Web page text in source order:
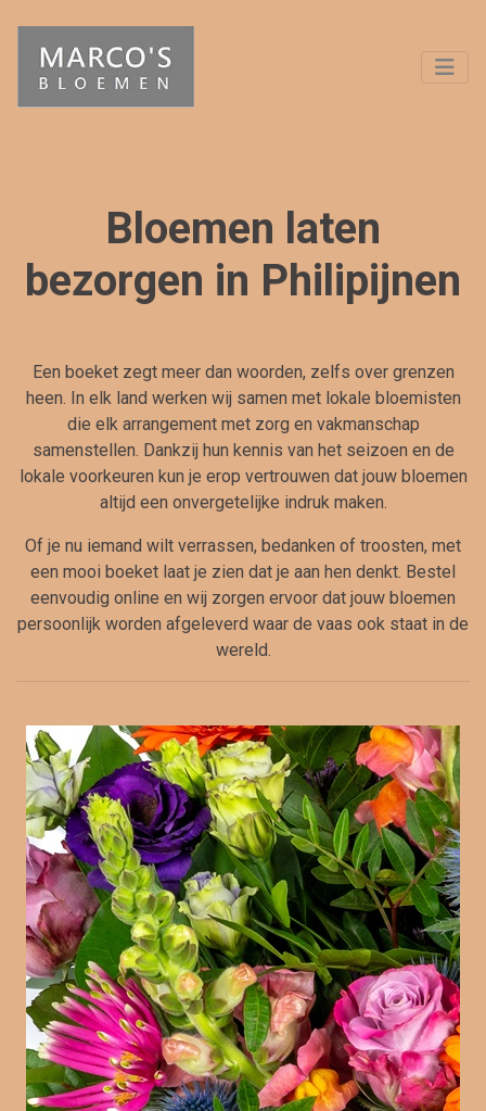
Bloemen laten
bezorgen in Philipijnen
Een boeket zegt meer dan woorden, zelfs over grenzen
heen. In elk land werken wij samen met lokale bloemisten
die elk arrangement met zorg en vakmanschap
samenstellen. Dankzij hun kennis van het seizoen en de
lokale voorkeuren kun je erop vertrouwen dat jouw bloemen
altijd een onvergetelijke indruk maken.
Of je nu iemand wilt verrassen, bedanken of troosten, met
een mooi boeket laat je zien dat je aan hen denkt. Bestel
eenvoudig online en wij zorgen ervoor dat jouw bloemen
persoonlijk worden afgeleverd waar de vaas ook staat in de
wereld.